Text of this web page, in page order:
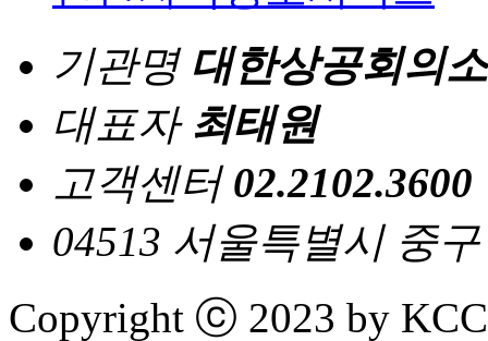
기관명 대한상공회의소
대표자 최태원
고객센터 02.2102.3600
04513 서울특별시 중
Copyright ⓒ 2023 by